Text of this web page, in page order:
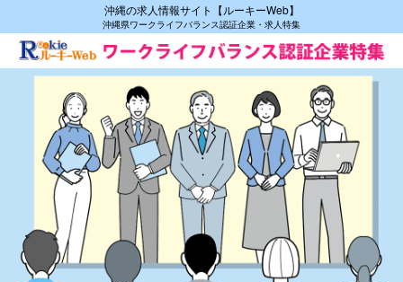
沖縄の求人情報サイト【ルーキーWeb】
沖縄県ワークライフバランス認証企業・求人特集